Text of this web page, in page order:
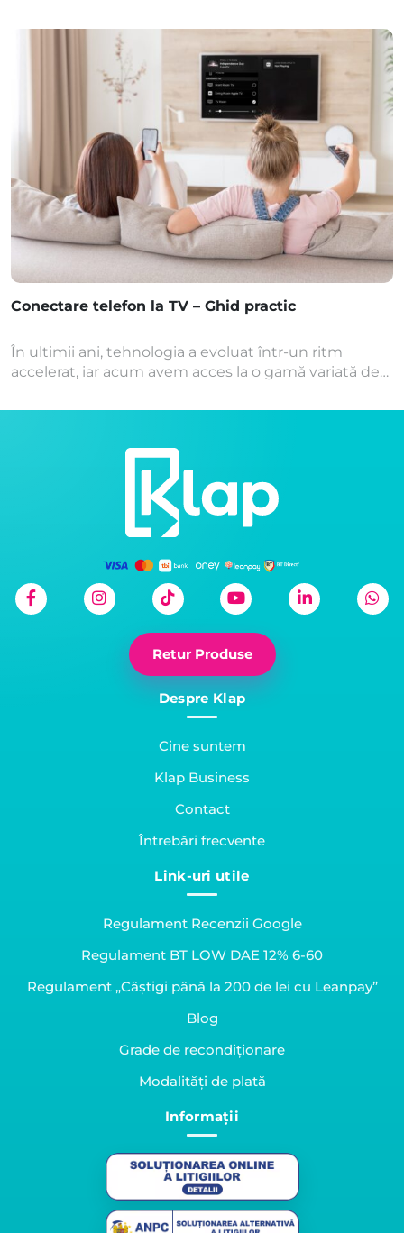
pe site-ul nostru. Tu îți evaluezi telefonul, introduci
datele solicitate în formular
pe site, pregăteșți telefonul pentru
expediere și noi îl preluăm gratuit de la adresa ta.
Dar înainte de a trimite telefonul către verificare,
trebuie să faci câteva lucruri esențiale în vederea
pregătirii vechiului iPhone pentru vânzare.
Aceșți pași te vor ajuta să îți păstrezi toate
informațiile personale în siguranță și să te asiguri că
nu vei pierde datele din vechiul telefon. Acest
articol se adresează utilizatorilor de iOS, […]
Conectare telefon la TV – Ghid practic
În ultimii ani, tehnologia a evoluat într-un ritm
accelerat, iar acum avem acces la o gamă variată de
plăcută. Un astfel de dispozitiv este smartphone-ul,
cu prietenii și familia, dar ne oferă și multiple variante
de divertisment. […]
Retur Produse
Despre Klap
Cine suntem
Klap Business
Contact
Întrebări frecvente
Link-uri utile
Regulament Recenzii Google
Regulament BT LOW DAE 12% 6-60
Regulament „Câștigi până la 200 de lei cu Leanpay”
Blog
Grade de recondiționare
Modalități de plată
Informații